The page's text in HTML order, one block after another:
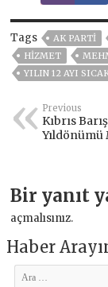
Tags AK PARTİ
HİZMET
YILIN 12 AYI
Previous
Kıbrıs
Yıldönümü
Bir yanıt
açmalısınız.
Haber